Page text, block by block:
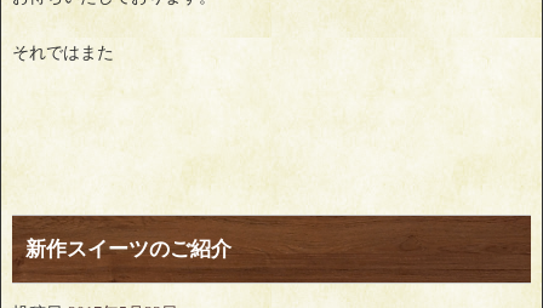
それではまた
新作スイーツのご紹介